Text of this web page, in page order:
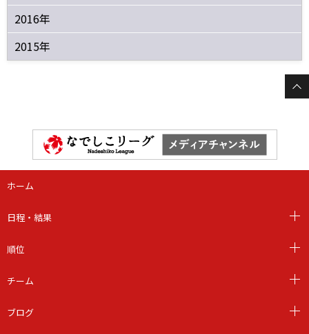
2016年
2015年
ホーム
日程・結果
順位
チーム
ブログ